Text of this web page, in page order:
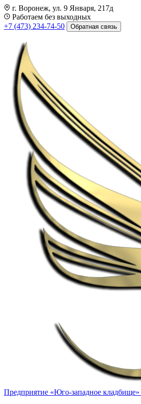
г. Воронеж, ул. 9 Января, 217д
Работаем без выходных
+7 (473) 234-74-50
Обратная связь
Предприятие «Юго-западное кладбище»